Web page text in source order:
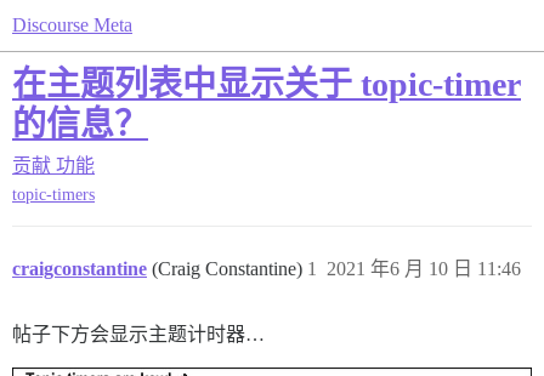
Discourse Meta
在主题列表中显示关于 topic-timer
的信息？
贡献 功能
topic-timers
craigconstantine (Craig Constantine) 2021 年6 月 10 日 11:46
1
帖子下方会显示主题计时器…